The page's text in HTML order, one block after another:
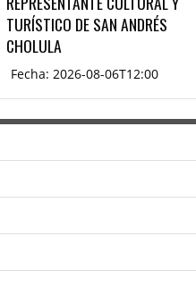
TURÍSTICO DE SAN ANDRÉS
CHOLULA
Fecha: 2026-08-06T12:00